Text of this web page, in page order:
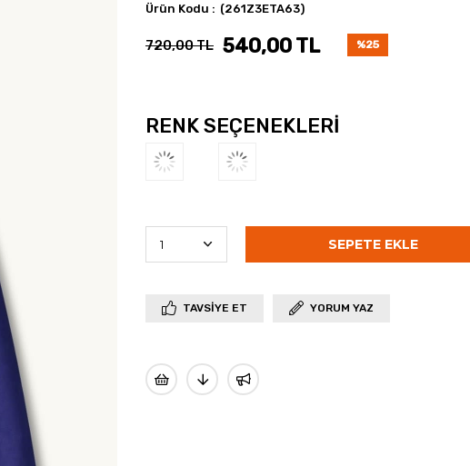
(261Z3ETA63)
720,00 TL 540,00 TL %25
RENK SEÇENEKLERI
TAVSIYE ET YORUM YAZ